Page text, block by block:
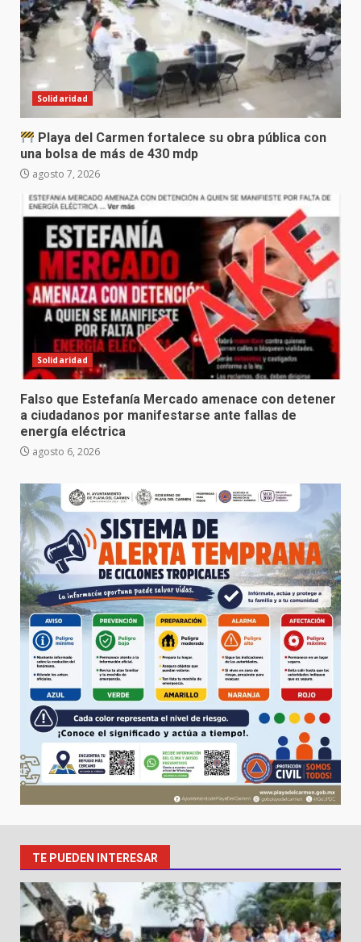
Solidaridad
Playa del Carmen fortalece su obra pública con
una bolsa de más de 430 mdp
agosto 7, 2026
Solidaridad
Falso que Estefanía Mercado amenace con detener
a ciudadanos por manifestarse ante fallas de
energía eléctrica
agosto 6, 2026
TE PUEDEN INTERESAR